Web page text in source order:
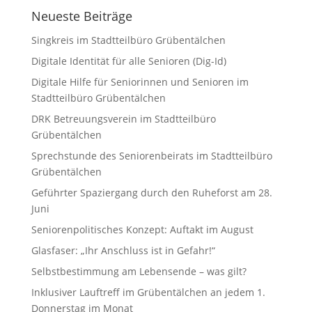
Neueste Beiträge
Singkreis im Stadtteilbüro Grübentälchen
Digitale Identität für alle Senioren (Dig-Id)
Digitale Hilfe für Seniorinnen und Senioren im
Stadtteilbüro Grübentälchen
DRK Betreuungsverein im Stadtteilbüro
Grübentälchen
Sprechstunde des Seniorenbeirats im Stadtteilbüro
Grübentälchen
Geführter Spaziergang durch den Ruheforst am 28.
Juni
Seniorenpolitisches Konzept: Auftakt im August
Glasfaser: „Ihr Anschluss ist in Gefahr!“
Selbstbestimmung am Lebensende – was gilt?
Inklusiver Lauftreff im Grübentälchen an jedem 1.
Donnerstag im Monat